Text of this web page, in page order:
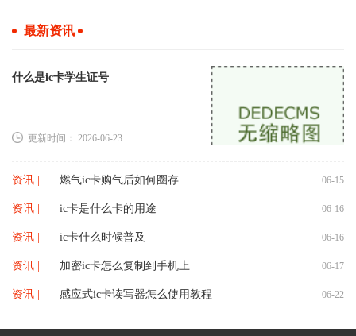
最新资讯
什么是ic卡学生证号
更新时间： 2026-06-23
资讯 | 燃气ic卡购气后如何圈存 06-15
资讯 | ic卡是什么卡的用途 06-16
资讯 | ic卡什么时候普及 06-16
资讯 | 加密ic卡怎么复制到手机上 06-17
资讯 | 感应式ic卡读写器怎么使用教程 06-22